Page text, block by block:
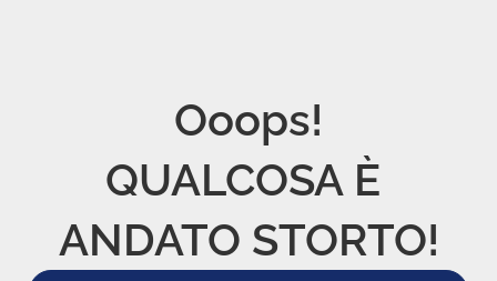
Ooops!
QUALCOSA È
ANDATO STORTO!